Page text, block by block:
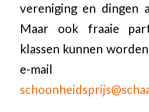
vereniging en dingen
Maar ook fraaie
klassen kunnen
e-mail